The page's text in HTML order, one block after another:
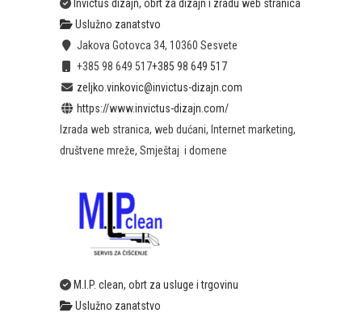
Invictus dizajn, obrt za dizajn i zradu web stranica
Uslužno zanatstvo
Jakova Gotovca 34, 10360 Sesvete
+385 98 649 517+385 98 649 517
zeljko.vinkovic@invictus-dizajn.com
https://www.invictus-dizajn.com/
Izrada web stranica, web dućani, Internet marketing,
društvene mreže, Smještaj i domene
M.I.P. clean, obrt za usluge i trgovinu
Uslužno zanatstvo